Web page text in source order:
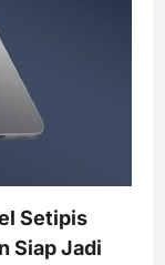
Setipis
Siap Jadi